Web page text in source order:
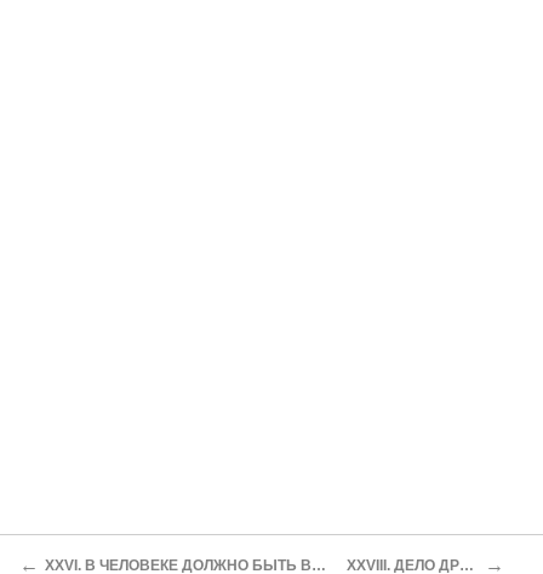
← XXVI. В ЧЕЛОВЕКЕ ДОЛЖНО БЫТЬ ВСЕ ПРЕКРАСНО! XXVIII. ДЕЛО ДРЕЙФУСА →